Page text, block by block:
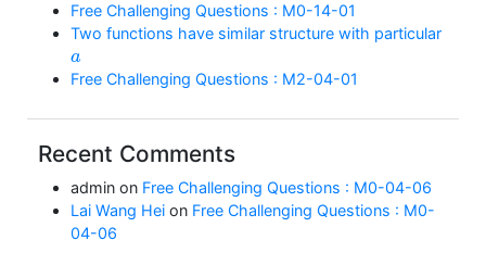
Free Challenging Questions : M0-14-01
Two functions have similar structure with particular
a
Free Challenging Questions : M2-04-01
Recent Comments
admin on Free Challenging Questions : M0-04-06
Lai Wang Hei on Free Challenging Questions : M0-
04-06